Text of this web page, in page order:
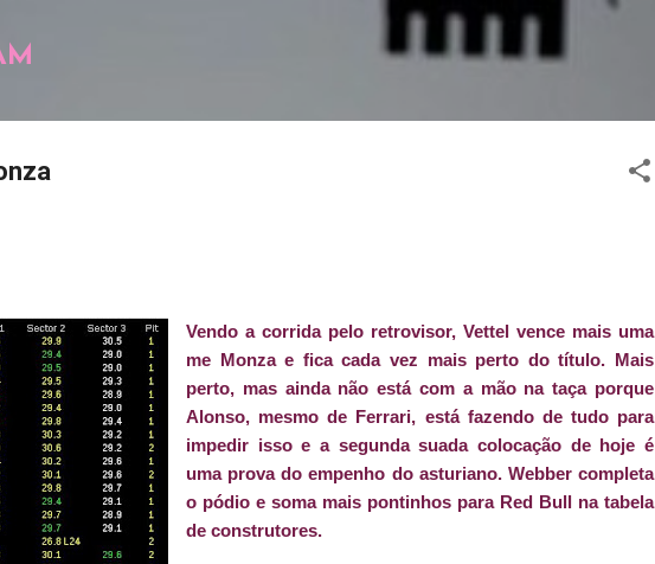
Vendo a corrida pelo retrovisor, Vettel vence mais uma
me Monza e fica cada vez mais perto do título. Mais
perto, mas ainda não está com a mão na taça porque
Alonso, mesmo de Ferrari, está fazendo de tudo para
impedir isso e a segunda suada colocação de hoje é
uma prova do empenho do asturiano. Webber completa
o pódio e soma mais pontinhos para Red Bull na tabela
de construtores.